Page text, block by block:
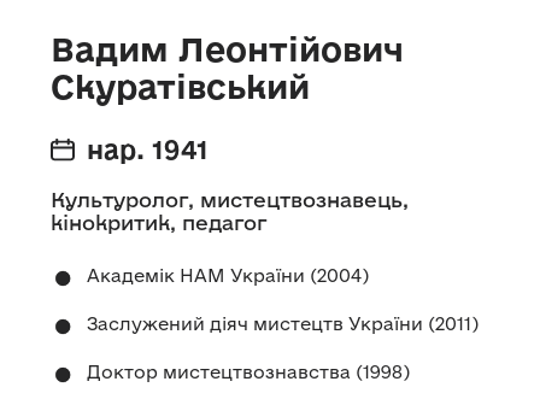
Вадим Леонтійович
Скуратівський
нар. 1941
Культуролог, мистецтвознавець,
кінокритик, педагог
Академік НАМ України (2004)
Заслужений діяч мистецтв України (2011)
Доктор мистецтвознавства (1998)